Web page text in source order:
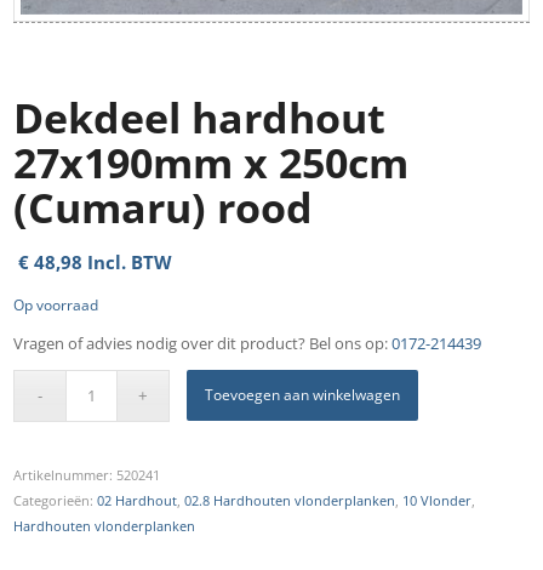
Dekdeel hardhout
27x190mm x 250cm
(Cumaru) rood
€ 48,98 Incl. BTW
Op voorraad
Vragen of advies nodig over dit product? Bel ons op:0172-214439
Toevoegen aan winkelwagen
Artikelnummer: 520241
Categorieën:02 Hardhout ,02.8 Hardhouten vlonderplanken 10 Vlonder
Hardhouten vlonderplanken